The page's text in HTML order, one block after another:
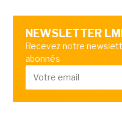
NEWSLETTER LMI
Recevez notre
abonnés